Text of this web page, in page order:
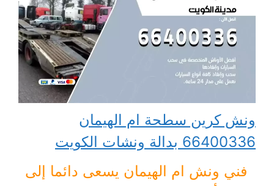
ونش كرين سطحة ام الهيمان
66400336 بدالة ونشات الكويت
فني ونش ام الهيمان يسعى دائما إلى